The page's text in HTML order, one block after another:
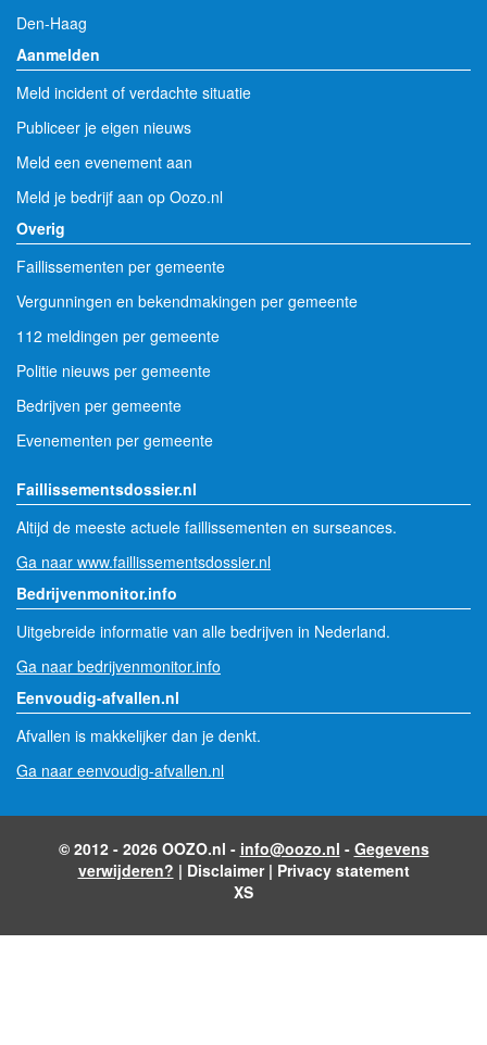
Den-Haag
Aanmelden
Meld incident of verdachte situatie
Publiceer je eigen nieuws
Meld een evenement aan
Meld je bedrijf aan op Oozo.nl
Overig
Faillissementen per gemeente
Vergunningen en bekendmakingen per gemeente
112 meldingen per gemeente
Politie nieuws per gemeente
Bedrijven per gemeente
Evenementen per gemeente
Faillissementsdossier.nl
Altijd de meeste actuele faillissementen en surseances.
Ga naar www.faillissementsdossier.nl
Bedrijvenmonitor.info
Uitgebreide informatie van alle bedrijven in Nederland.
Ga naar bedrijvenmonitor.info
Eenvoudig-afvallen.nl
Afvallen is makkelijker dan je denkt.
Ga naar eenvoudig-afvallen.nl
© 2012 - 2026 OOZO.nl - info@oozo.nl - Gegevens
verwijderen? | Disclaimer| Privacy statement
XS